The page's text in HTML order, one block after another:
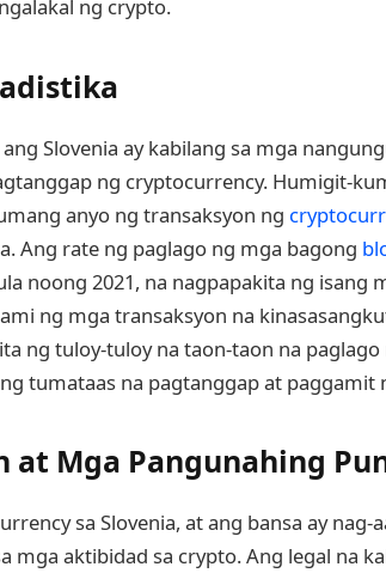
ng crypto.
Slovenia ay kabilang sa mga
ng cryptocurrency. Humigit-
anyo ng transaksyon ng
Ang rate ng paglago ng mga bagong
noong 2021, na nagpapakita ng isang
ng mga transaksyon na
ng tuloy-tuloy na taon-taon na
tumataas na pagtanggap at paggamit
at Mga Pangunahing
sa Slovenia, at ang bansa ay
mga aktibidad sa crypto. Ang legal na